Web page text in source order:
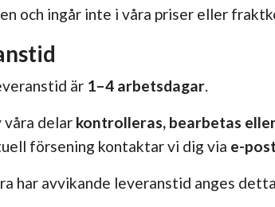
och ingår inte i våra priser eller
är 1–4 arbetsdagar.
våra delar kontrolleras, bearbetas
försening kontaktar vi dig via e-
har avvikande leveranstid anges